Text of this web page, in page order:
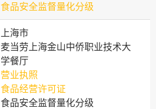
食品安全监督量化分级
上海市
麦当劳上海金山中侨职业技术大
学餐厅
营业执照
食品经营许可证
食品安全监督量化分级